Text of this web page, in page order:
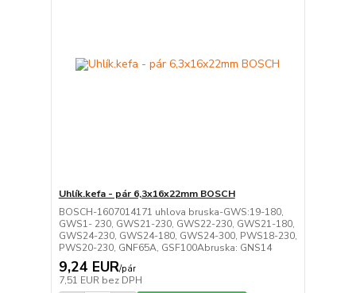
Uhlík.kefa - pár 6,3x16x22mm BOSCH
BOSCH-1607014171 uhlova bruska-GWS:19-180,
GWS1- 230, GWS21-230, GWS22-230, GWS21-180,
GWS24-230, GWS24-180, GWS24-300, PWS18-230,
PWS20-230, GNF65A, GSF100Abruska: GNS14
9,24 EUR/pár
7,51 EUR bez DPH